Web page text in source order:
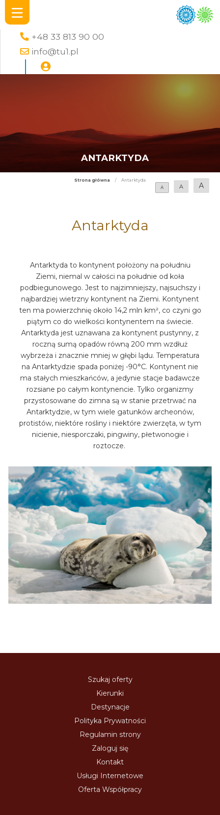
+48 33 813 90 00
info@tu1.pl
ANTARKTYDA
Strona główna /
Antarktyda
A
A A
Antarktyda
Antarktyda to kontynent położony na południu
Ziemi, niemal w całości na południe od koła
podbiegunowego. Jest to najzimniejszy, najsuchszy i
najbardziej wietrzny kontynent na Ziemi. Kontynent
ten ma powierzchnię około 14,2 mln km², co czyni go
piątym co do wielkości kontynentem na świecie.
Antarktyda jest uznawana za kontynent pustynny, z
roczną sumą opadów równą 200 mm wzdłuż
wybrzeża i znacznie mniej w głębi lądu. Temperatura
na Antarktydzie spada poniżej -90°C. Kontynent nie
ma stałych mieszkańców, a jedynie stacje badawcze
rozsiane po całym kontynencie. Tylko organizmy
przystosowane do zimna są w stanie przetrwać na
Antarktydzie, w tym wiele gatunków archeonów,
protistów, niektóre rośliny i niektóre zwierzęta, w tym
nicienie, niesporczaki, pingwiny, płetwonogie i
roztocze.
Szukaj oferty
Kierunki
Destynacje
Polityka Prywatności
Regulamin strony
Zaloguj się
Kontakt
Usługi Internetowe
Oferta Współpracy